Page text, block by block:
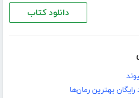
دانلود کتاب
رایگان بهترین رمان‌ها